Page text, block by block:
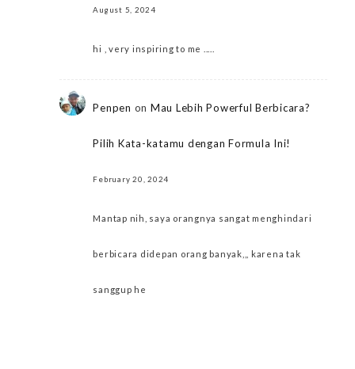
August 5, 2024
hi , very inspiring to me .....
Penpen on Mau Lebih Powerful Berbicara?
Pilih Kata-katamu dengan Formula Ini!
February 20, 2024
Mantap nih, saya orangnya sangat menghindari
berbicara didepan orang banyak,,, karena tak
sanggup he